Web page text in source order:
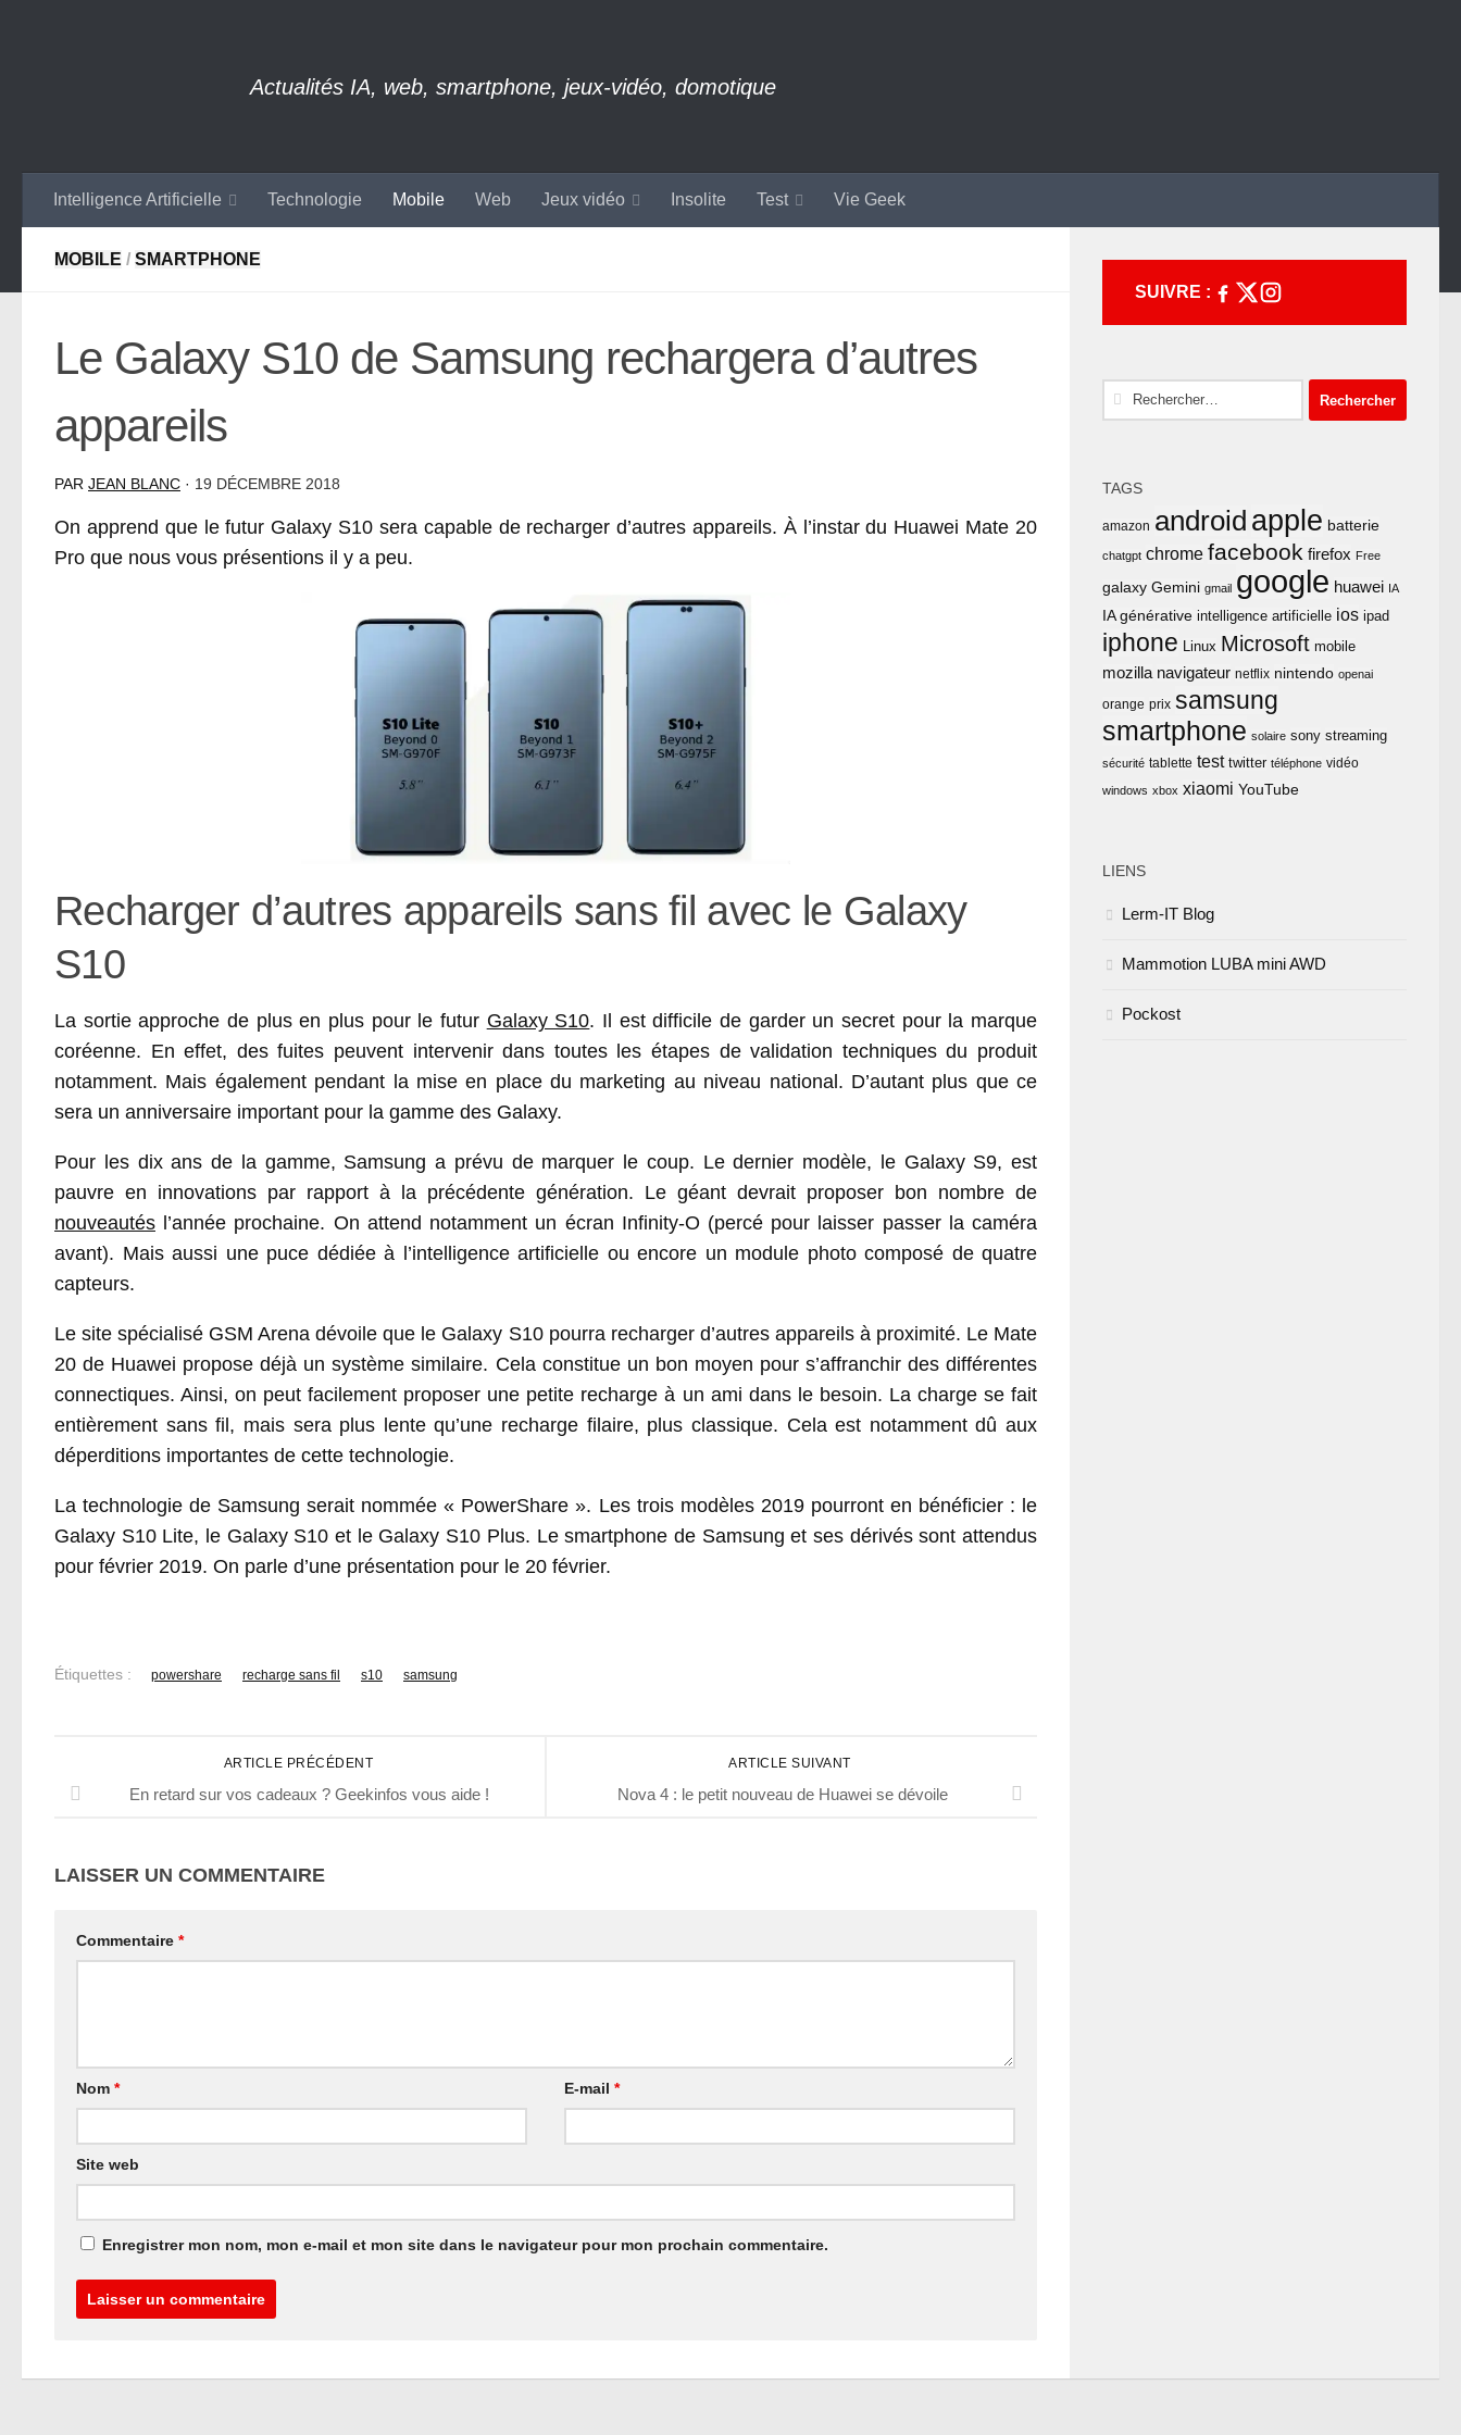
Actualités IA, web, smartphone, jeux-vidéo, domotique
Intelligence Artificielle Technologie Mobile Web Jeux vidéo Insolite Test Vie Geek
MOBILE / SMARTPHONE
Le Galaxy S10 de Samsung rechargera d’autres
appareils
PAR JEAN BLANC · 19 DÉCEMBRE 2018
On apprend que le futur Galaxy S10 sera capable de recharger d’autres appareils. À l’instar du Huawei Mate 20
Pro que nous vous présentions il y a peu.
Recharger d’autres appareils sans fil avec le Galaxy
S10
La sortie approche de plus en plus pour le futur Galaxy S10. Il est difficile de garder un secret pour la marque
coréenne. En effet, des fuites peuvent intervenir dans toutes les étapes de validation techniques du produit
notamment. Mais également pendant la mise en place du marketing au niveau national. D’autant plus que ce
sera un anniversaire important pour la gamme des Galaxy.
Pour les dix ans de la gamme, Samsung a prévu de marquer le coup. Le dernier modèle, le Galaxy S9, est
pauvre en innovations par rapport à la précédente génération. Le géant devrait proposer bon nombre de
nouveautés l’année prochaine. On attend notamment un écran Infinity-O (percé pour laisser passer la caméra
avant). Mais aussi une puce dédiée à l’intelligence artificielle ou encore un module photo composé de quatre
capteurs.
Le site spécialisé GSM Arena dévoile que le Galaxy S10 pourra recharger d’autres appareils à proximité. Le Mate
20 de Huawei propose déjà un système similaire. Cela constitue un bon moyen pour s’affranchir des différentes
connectiques. Ainsi, on peut facilement proposer une petite recharge à un ami dans le besoin. La charge se fait
entièrement sans fil, mais sera plus lente qu’une recharge filaire, plus classique. Cela est notamment dû aux
déperditions importantes de cette technologie.
La technologie de Samsung serait nommée « PowerShare ». Les trois modèles 2019 pourront en bénéficier : le
Galaxy S10 Lite, le Galaxy S10 et le Galaxy S10 Plus. Le smartphone de Samsung et ses dérivés sont attendus
pour février 2019. On parle d’une présentation pour le 20 février.
Étiquettes : powershare recharge sans fil s10 samsung
ARTICLE SUIVANT
Nova 4 : le petit nouveau de Huawei se dévoile
ARTICLE PRÉCÉDENT
En retard sur vos cadeaux ? Geekinfos vous aide !
LAISSER UN COMMENTAIRE
Commentaire *
Nom * E-mail*
Site web
Enregistrer mon nom, mon e-mail et mon site dans le navigateur pour mon prochain commentaire.
SUIVRE :
Rechercher :
TAGS
amazon android apple batterie
chatgpt chrome facebook firefox Free
galaxy Gemini gmail google huawei IA
IA générative intelligence artificielle ios ipad
iphone Linux Microsoft mobile
mozilla navigateur netflix nintendo openai
orange prix samsung
smartphone solaire sony streaming
sécurité tablette test twitter téléphone vidéo
windows xbox xiaomi YouTube
LIENS
Lerm-IT Blog
Mammotion LUBA mini AWD
Pockost